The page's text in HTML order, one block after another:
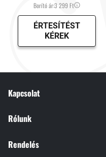
Borító ár:3 299 Ft
ÉRTESÍTÉST
KÉREK
Kapcsolat
Rólunk
Rendelés